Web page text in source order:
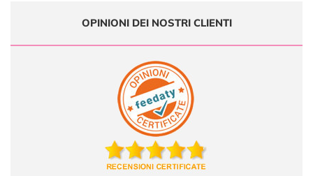
OPINIONI DEI NOSTRI CLIENTI